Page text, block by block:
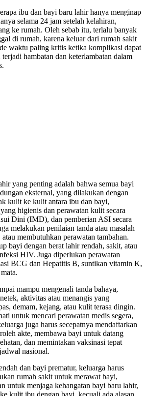
ibu dan bayi baru lahir hanya menginap
selama 24 jam setelah kelahiran,
ke rumah. Oleh sebab itu, terlalu banyak
di rumah, karena keluar dari rumah sakit
waktu paling kritis ketika komplikasi dapat
hambatan dan keterlambatan dalam
yang penting adalah bahwa semua bayi
eksternal, yang dilakukan dengan
kulit ke kulit antara ibu dan bayi,
higienis dan perawatan kulit secara
Dini (IMD), dan pemberian ASI secara
melakukan penilaian tanda atau masalah
membutuhkan perawatan tambahan.
bayi dengan berat lahir rendah, sakit, atau
HIV. Juga diperlukan perawatan
BCG dan Hepatitis B, suntikan vitamin K,
mampu mengenali tanda bahaya,
aktivitas atau menangis yang
demam, kejang, atau kulit terasa dingin.
untuk mencari perawatan medis segera,
juga harus secepatnya mendaftarkan
akte, membawa bayi untuk datang
dan memintakan vaksinasi tepat
nasional.
dan bayi prematur, keluarga harus
rumah sakit untuk merawat bayi,
untuk menjaga kehangatan bayi baru lahir,
kulit ibu dengan bayi, kecuali ada alasan